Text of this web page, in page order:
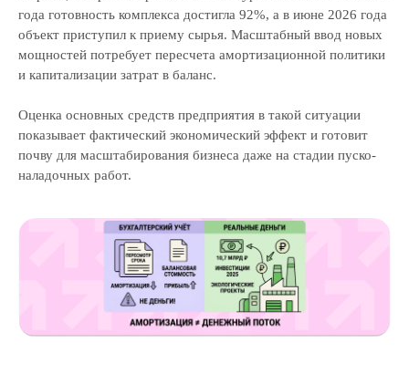
года готовность комплекса достигла 92%, а в июне 2026 года
объект приступил к приему сырья. Масштабный ввод новых
мощностей потребует пересчета амортизационной политики
и капитализации затрат в баланс.
Оценка основных средств предприятия в такой ситуации
показывает фактический экономический эффект и готовит
почву для масштабирования бизнеса даже на стадии пуско-
наладочных работ.